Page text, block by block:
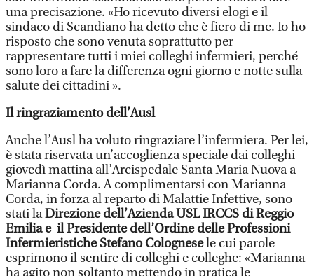
una precisazione. «Ho ricevuto diversi elogi e il
sindaco di Scandiano ha detto che è fiero di me. Io ho
risposto che sono venuta soprattutto per
rappresentare tutti i miei colleghi infermieri, perché
sono loro a fare la differenza ogni giorno e notte sulla
salute dei cittadini ».
Il ringraziamento dell’Ausl
Anche l’Ausl ha voluto ringraziare l’infermiera. Per lei,
è stata riservata un’accoglienza speciale dai colleghi
giovedì mattina all’Arcispedale Santa Maria Nuova a
Marianna Corda. A complimentarsi con Marianna
Corda, in forza al reparto di Malattie Infettive, sono
stati laDirezione dell’Azienda USL IRCCS di Reggio
Emilia e il Presidente dell’Ordine delle Professioni
Infermieristiche Stefano Colognesele cui parole
esprimono il sentire di colleghi e colleghe: «Marianna
ha agito non soltanto mettendo in pratica le